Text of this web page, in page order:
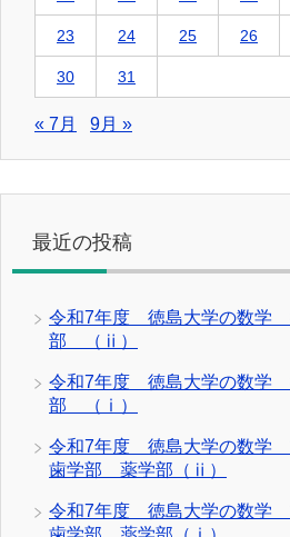
23 24 25 26
30 31
« 7月 9月 »
最近の投稿
令和7年度 徳島大学の数学
部 （ⅱ）
令和7年度 徳島大学の数学
部 （ⅰ）
令和7年度 徳島大学の数
歯学部 薬学部（ⅱ）
令和7年度 徳島大学の数